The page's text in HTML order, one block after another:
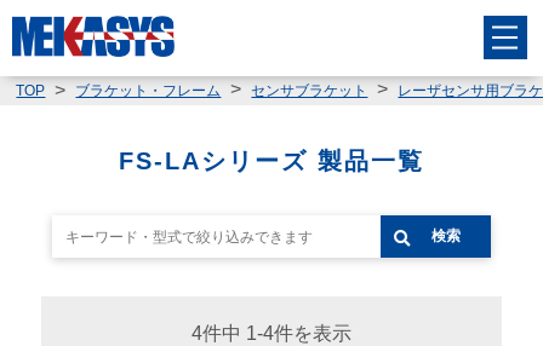
TOP ブラケット・フレーム センサブラケット レーザセンサ用ブラ
FS-LAシリーズ 製品一覧
検索
4件中 1-4件を表示